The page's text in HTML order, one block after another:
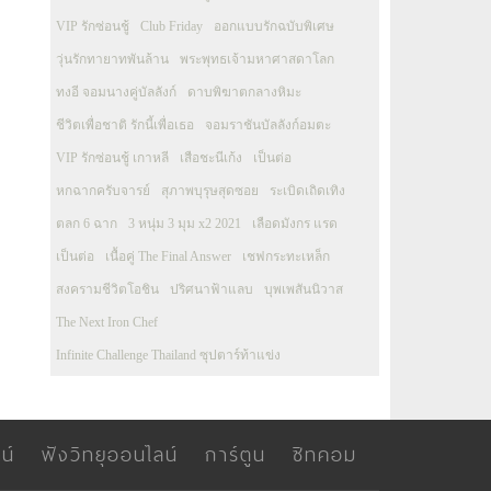
VIP รักซ่อนชู้ Club Friday ออกแบบรักฉบับพิเศษ
วุ่นรักทายาทพันล้าน พระพุทธเจ้ามหาศาสดาโลก
ทงอี จอมนางคู่บัลลังก์ ดาบพิฆาตกลางหิมะ
ชีวิตเพื่อชาติ รักนี้เพื่อเธอ จอมราชันบัลลังก์อมตะ
VIP รักซ่อนชู้ เกาหลี เสือชะนีเก้ง เป็นต่อ
หกฉากครับจารย์ สุภาพบุรุษสุดซอย ระเบิดเถิดเทิง
ตลก 6 ฉาก 3 หนุ่ม 3 มุม x2 2021 เลือดมังกร แรด
เป็นต่อ เนื้อคู่ The Final Answer เชฟกระทะเหล็ก
สงครามชีวิตโอชิน ปริศนาฟ้าแลบ บุพเพสันนิวาส
The Next Iron Chef
Infinite Challenge Thailand ซุปตาร์ท้าแข่ง
ฟังวิทยุออนไลน์ การ์ตูน ซิทคอม